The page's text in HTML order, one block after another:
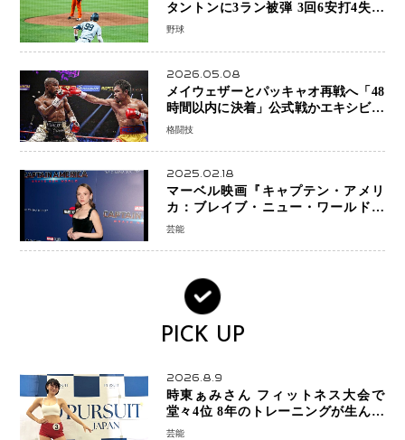
タントンに3ラン被弾 3回6安打4失点
で降板
野球
2026.05.08
メイウェザーとパッキャオ再戦へ「48
時間以内に決着」公式戦かエキシビシ
ョンか混迷続く
格闘技
2025.02.18
マーベル映画『キャプテン・アメリ
カ：ブレイブ・ニュー・ワールド』
新ブラック・ウィドウ役のシラ・ハー
芸能
PICK UP
2026.8.9
時東ぁみさん フィットネス大会で
堂々4位 8年のトレーニングが生んだ
健康美「4位になってホッとしていま
芸能